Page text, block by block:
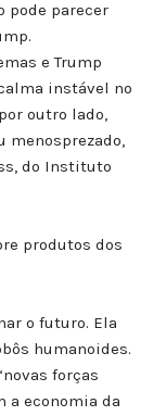
pode parecer
e Trump
instável no
outro lado,
menosprezado,
do Instituto
produtos dos
o futuro. Ela
humanoides.
forças
a economia da